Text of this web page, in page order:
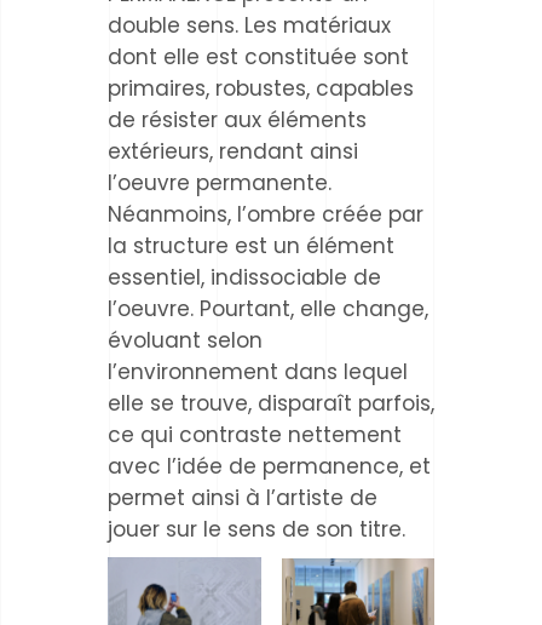
double sens. Les matériaux
dont elle est constituée sont
primaires, robustes, capables
de résister aux éléments
extérieurs, rendant ainsi
l’oeuvre permanente.
Néanmoins, l’ombre créée par
la structure est un élément
essentiel, indissociable de
l’oeuvre. Pourtant, elle change,
évoluant selon
l’environnement dans lequel
elle se trouve, disparaît parfois,
ce qui contraste nettement
avec l’idée de permanence, et
permet ainsi à l’artiste de
jouer sur le sens de son titre.